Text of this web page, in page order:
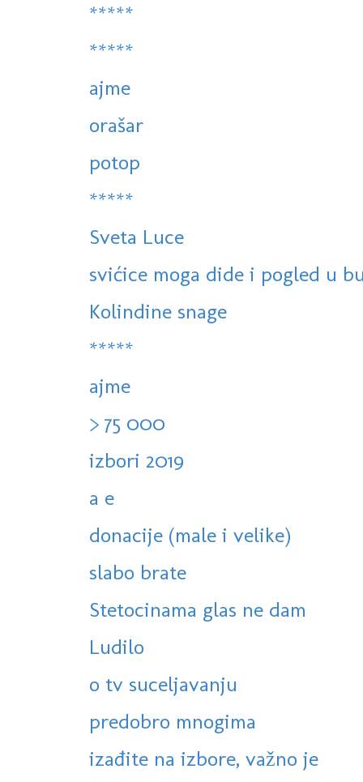
*****
*****
ajme
orašar
potop
*****
Sveta Luce
svićice moga dide i pogled u
Kolindine snage
*****
ajme
> 75 000
izbori 2019
a e
donacije (male i velike)
slabo brate
Stetocinama glas ne dam
Ludilo
o tv suceljavanju
predobro mnogima
izađite na izbore, važno je